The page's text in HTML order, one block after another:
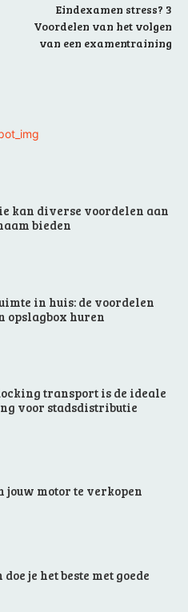
Eindexamen stress? 3
Voordelen van het volgen
van een examentraining
kan diverse voordelen aan
bieden
in huis: de voordelen
opslagbox huren
transport is de ideale
voor stadsdistributie
jouw motor te verkopen
je het beste met goede